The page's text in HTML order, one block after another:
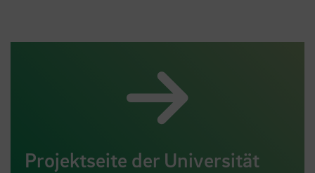
Projektseite der Universität